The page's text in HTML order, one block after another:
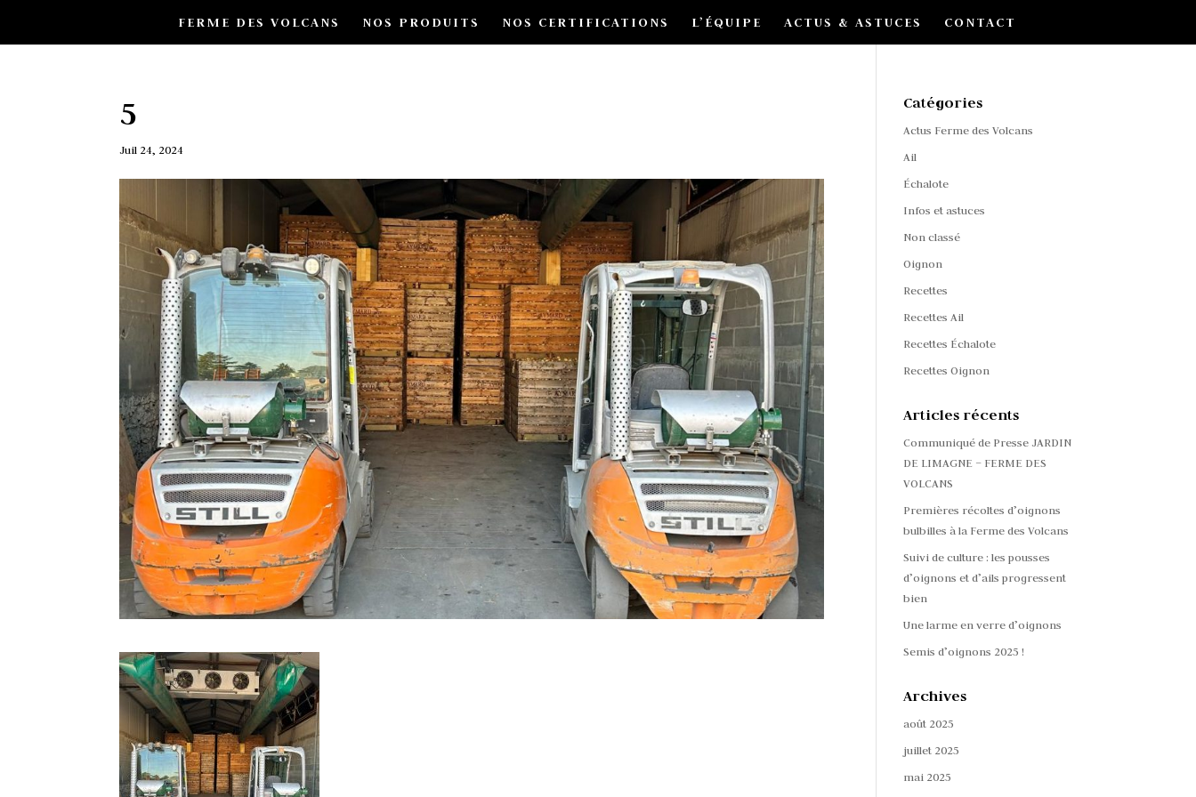
FERME DES VOLCANS NOS PRODUITS NOS CERTIFICATIONS L’ÉQUIPE ACTUS & ASTUCES CONTACT
5
Juil 24, 2024
Catégories
Actus Ferme des Volcans
Ail
Échalote
Infos et astuces
Non classé
Oignon
Recettes
Recettes Ail
Recettes Échalote
Recettes Oignon
Articles récents
Communiqué de Presse JARDIN
DE LIMAGNE – FERME DES
VOLCANS
Premières récoltes d’oignons
bulbilles à la Ferme des Volcans
Suivi de culture : les pousses
d’oignons et d’ails progressent
bien
Une larme en verre d’oignons
Semis d’oignons 2025 !
Archives
août 2025
juillet 2025
mai 2025